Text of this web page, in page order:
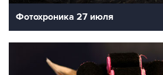
Фотохроника 27 июля